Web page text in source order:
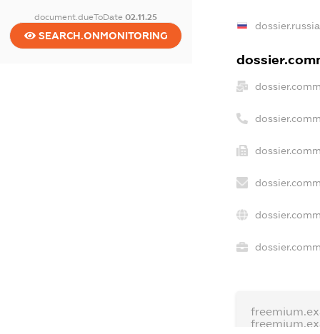
document.dueToDate02.11.25
SEARCH.ONMONITORING